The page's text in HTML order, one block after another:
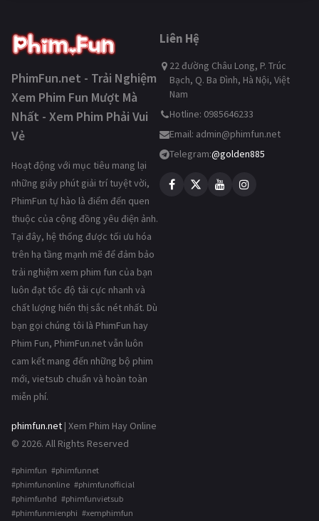
PhimFun.net - Trải Nghiệm
Xem Phim Fun Mượt Mà
Nhất - Xem Phim Phải Vui
Vẻ
Hoạt động với mục tiêu mang lại
những giây phút giải trí tuyệt vời,
PhimFun tự hào là điểm đến quen
thuộc của cộng đồng yêu điện ảnh.
Tại đây, hệ thống được tối ưu hóa
trên hạ tầng mạnh mẽ để đảm bảo
trải nghiệm xem phim fun của bạn
luôn đạt tốc độ tải cực nhanh và
chất lượng hiển thị sắc nét nhất. Dù
bạn gọi chúng tôi là PhimFun hay
Phim Fun, PhimFun.net vẫn luôn
cam kết mang đến những bộ phim
mới, vietsub chuẩn và hoàn toàn
miễn phí.
phimfun.net | Xem Phim Hay Online
© 2026. All Rights Reserved
#phimfun #phimfunnet
#phimfunonline #phimfunofficial
#phimfunhd #phimfunvietsub
#phimfunmienphi #xemphimfun
Liên Hệ
22 đường Châu Long, P. Trúc
Bạch, Q. Ba Đình, Hà Nội, Việt
Nam
Hotline: 0985646233
Email: admin@phimfun.net
Telegram:@golden885